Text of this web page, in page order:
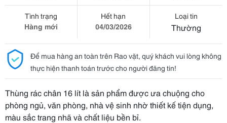
Tình trạng
Hàng mới
Hết hạn
04/03/2026
Loại tin
Thường
Để mua hàng an toàn trên Rao vặt, quý khách vui lòng không
thực hiện thanh toán trước cho người đăng tin!
Thùng rác chân 16 lít là sản phẩm được ưa chuộng cho
phòng ngủ, văn phòng, nhà vệ sinh nhờ thiết kế tiện dụng,
màu sắc trang nhã và chất liệu bền bỉ.